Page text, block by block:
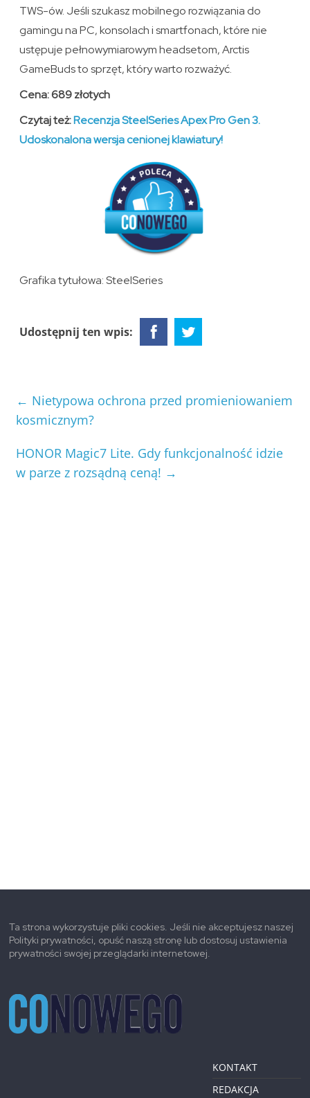
TWS-ów. Jeśli szukasz mobilnego rozwiązania do
gamingu na PC, konsolach i smartfonach, które nie
ustępuje pełnowymiarowym headsetom, Arctis
GameBuds to sprzęt, który warto rozważyć.
Cena: 689 złotych
Czytaj też:Recenzja SteelSeries Apex Pro Gen 3.
Udoskonalona wersja cenionej klawiatury!
Grafika tytułowa: SteelSeries
Udostępnij ten wpis:
← Nietypowa ochrona przed promieniowaniem
kosmicznym?
HONOR Magic7 Lite. Gdy funkcjonalność idzie
w parze z rozsądną ceną! →
Ta strona wykorzystuje pliki cookies. Jeśli nie akceptujesz naszej
Polityki prywatności, opuść naszą stronę lub dostosuj ustawienia
prywatności swojej przeglądarki internetowej.
KONTAKT
REDAKCJA